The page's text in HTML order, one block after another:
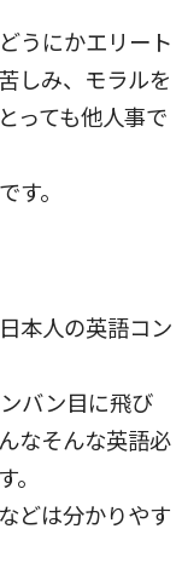
うにかエリート
しみ、モラルを
っても他人事で
す。
本人の英語コン
バン目に飛び
なそんな英語必
どは分かりやす